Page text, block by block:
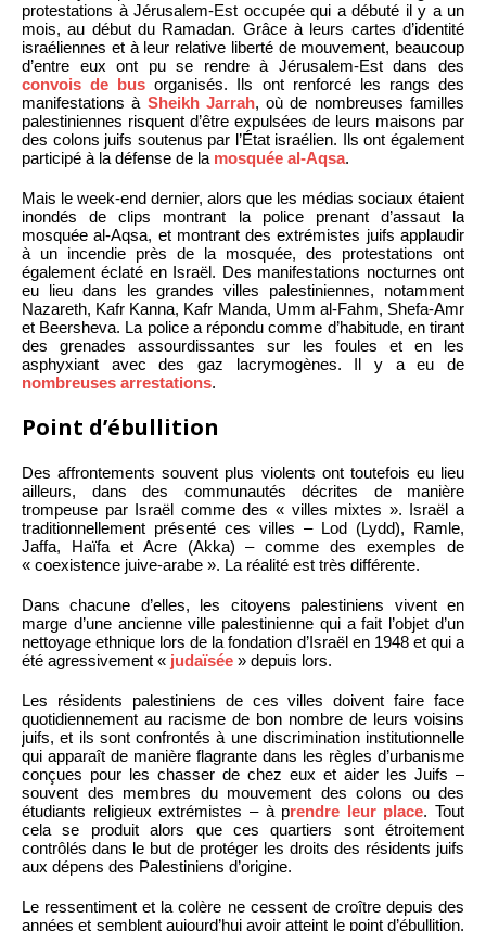
protestations à Jérusalem-Est occupée qui a débuté il y a un
mois, au début du Ramadan. Grâce à leurs cartes d’identité
israéliennes et à leur relative liberté de mouvement, beaucoup
d’entre eux ont pu se rendre à Jérusalem-Est dans des
convois de bus organisés. Ils ont renforcé les rangs des
manifestations à Sheikh Jarrah, où de nombreuses familles
palestiniennes risquent d’être expulsées de leurs maisons par
des colons juifs soutenus par l’État israélien. Ils ont également
participé à la défense de la mosquée al-Aqsa.
Mais le week-end dernier, alors que les médias sociaux étaient
inondés de clips montrant la police prenant d’assaut la
mosquée al-Aqsa, et montrant des extrémistes juifs applaudir
à un incendie près de la mosquée, des protestations ont
également éclaté en Israël. Des manifestations nocturnes ont
eu lieu dans les grandes villes palestiniennes, notamment
Nazareth, Kafr Kanna, Kafr Manda, Umm al-Fahm, Shefa-Amr
et Beersheva. La police a répondu comme d’habitude, en tirant
des grenades assourdissantes sur les foules et en les
asphyxiant avec des gaz lacrymogènes. Il y a eu de
nombreuses arrestations.
Point d’ébullition
Des affrontements souvent plus violents ont toutefois eu lieu
ailleurs, dans des communautés décrites de manière
trompeuse par Israël comme des « villes mixtes ». Israël a
traditionnellement présenté ces villes – Lod (Lydd), Ramle,
Jaffa, Haïfa et Acre (Akka) – comme des exemples de
« coexistence juive-arabe ». La réalité est très différente.
Dans chacune d’elles, les citoyens palestiniens vivent en
marge d’une ancienne ville palestinienne qui a fait l’objet d’un
nettoyage ethnique lors de la fondation d’Israël en 1948 et qui a
été agressivement « judaïsée » depuis lors.
Les résidents palestiniens de ces villes doivent faire face
quotidiennement au racisme de bon nombre de leurs voisins
juifs, et ils sont confrontés à une discrimination institutionnelle
qui apparaît de manière flagrante dans les règles d’urbanisme
conçues pour les chasser de chez eux et aider les Juifs –
souvent des membres du mouvement des colons ou des
étudiants religieux extrémistes – à prendre leur place. Tout
cela se produit alors que ces quartiers sont étroitement
contrôlés dans le but de protéger les droits des résidents juifs
aux dépens des Palestiniens d’origine.
Le ressentiment et la colère ne cessent de croître depuis des
années et semblent aujourd’hui avoir atteint le point d’ébullition.